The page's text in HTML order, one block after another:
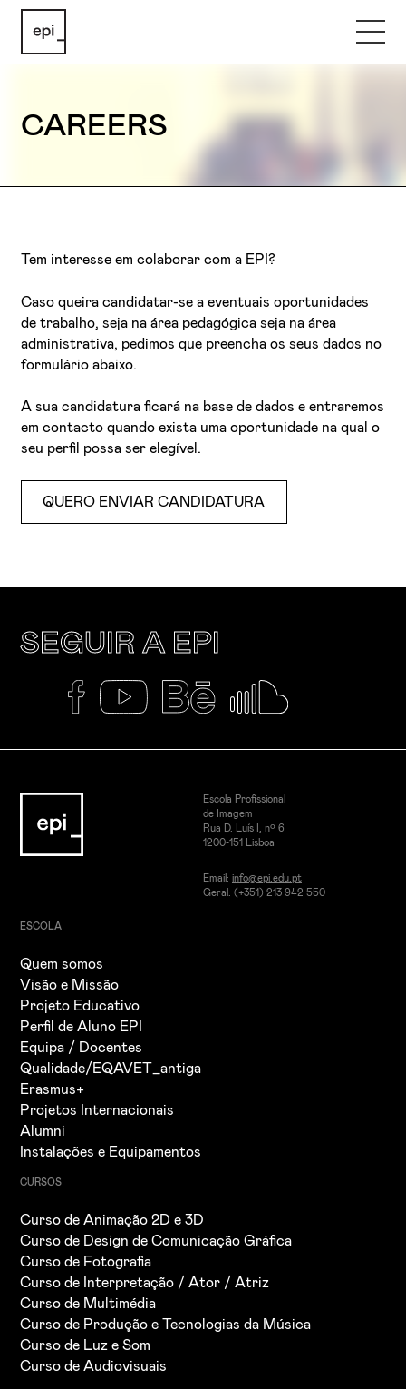
CAREERS
Tem interesse em colaborar com a EPI?
Caso queira candidatar-se a eventuais oportunidades
de trabalho, seja na área pedagógica seja na área
administrativa, pedimos que preencha os seus dados no
formulário abaixo.
A sua candidatura ficará na base de dados e entraremos
em contacto quando exista uma oportunidade na qual o
seu perfil possa ser elegível.
QUERO ENVIAR CANDIDATURA
SEGUIR A EPI
Escola Profissional
de Imagem
Rua D. Luís I, nº 6
1200-151 Lisboa
Email: info@epi.edu.pt
Geral: (+351) 213 942 550
ESCOLA
Quem somos
Visão e Missão
Projeto Educativo
Perfil de Aluno EPI
Equipa / Docentes
Qualidade/EQAVET_antiga
Erasmus+
Projetos Internacionais
Alumni
Instalações e Equipamentos
CURSOS
Curso de Animação 2D e 3D
Curso de Design de Comunicação Gráfica
Curso de Fotografia
Curso de Interpretação / Ator / Atriz
Curso de Multimédia
Curso de Produção e Tecnologias da Música
Curso de Luz e Som
Curso de Audiovisuais